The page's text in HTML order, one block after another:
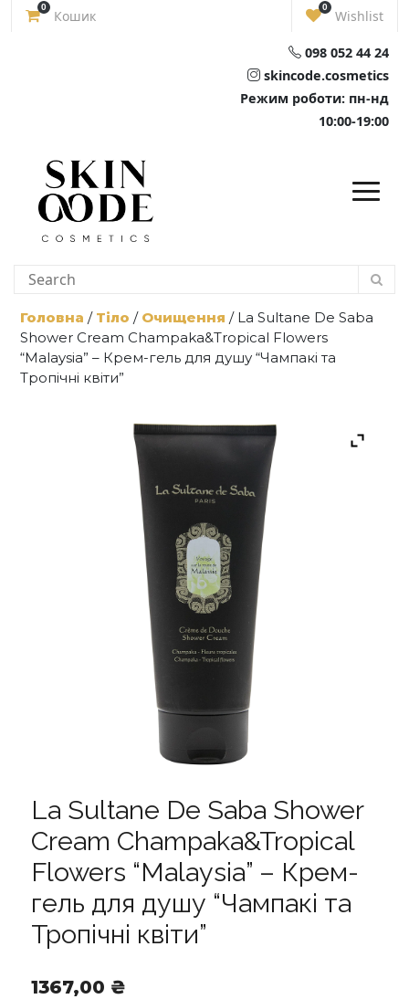
Skip
0
Кошик
0
Wishlist
098 052 44 24
skincode.cosmetics
Режим роботи: пн-нд
10:00-19:00
Головна / Тіло / Очищення / La Sultane De Saba
Shower Cream Champaka&Tropical Flowers
“Malaysia” – Крем-гель для душу “Чампакі та
Тропічні квіти”
La Sultane De Saba Shower
Cream Champaka&Tropical
Flowers “Malaysia” – Крем-
гель для душу “Чампакі та
Тропічні квіти”
1367,00 ₴